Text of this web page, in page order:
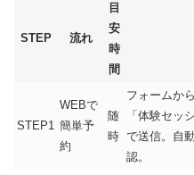
STEP 流れ
目
安
時
間
STEP1
WEBで
簡単予
約
随
時
フォームか
「体験セッ
で送信。自
認。